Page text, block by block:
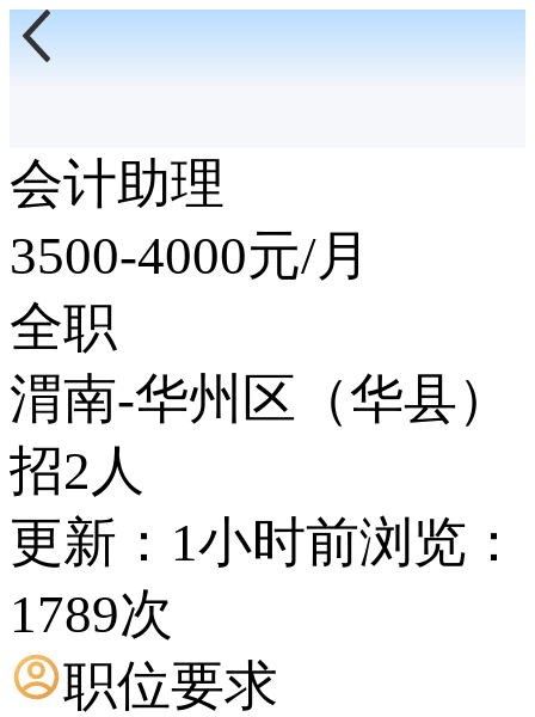
会计助理
3500-4000元/月
全职
渭南-华州区（华县）
招2人
更新：1小时前浏览：
1789次
职位要求